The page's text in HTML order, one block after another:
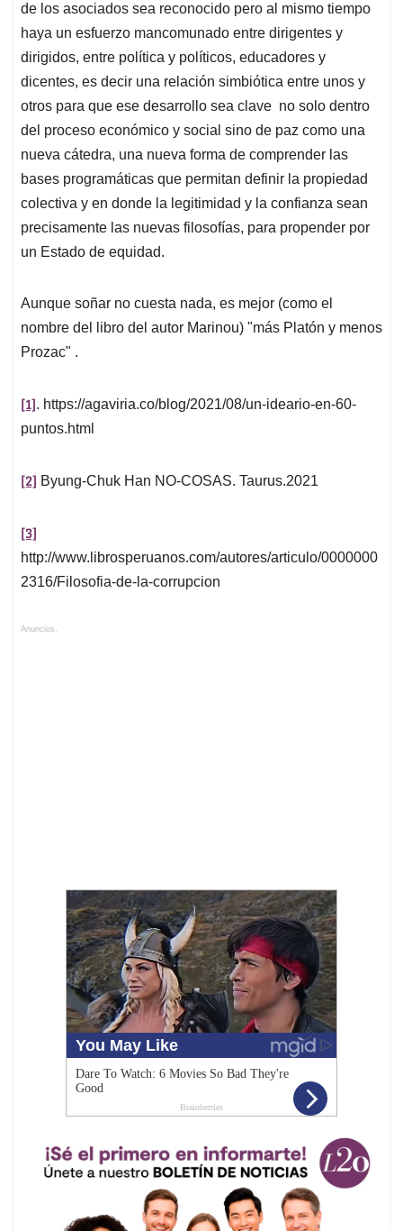
de los asociados sea reconocido pero al mismo tiempo
haya un esfuerzo mancomunado entre dirigentes y
dirigidos, entre política y políticos, educadores y
dicentes, es decir una relación simbiótica entre unos y
otros para que ese desarrollo sea clave no solo dentro
del proceso económico y social sino de paz como una
nueva cátedra, una nueva forma de comprender las
bases programáticas que permitan definir la propiedad
colectiva y en donde la legitimidad y la confianza sean
precisamente las nuevas filosofías, para propender por
un Estado de equidad.
Aunque soñar no cuesta nada, es mejor (como el
nombre del libro del autor Marinou) "más Platón y menos
Prozac" .
[1]. https://agaviria.co/blog/2021/08/un-ideario-en-60-
puntos.html
[2] Byung-Chuk Han NO-COSAS. Taurus.2021
[3]
http://www.librosperuanos.com/autores/articulo/0000000
2316/Filosofia-de-la-corrupcion
Anuncios.